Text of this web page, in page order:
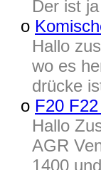
Der ist
o
Hallo
wo es
drücke
o F20
Hallo
AGR
1400